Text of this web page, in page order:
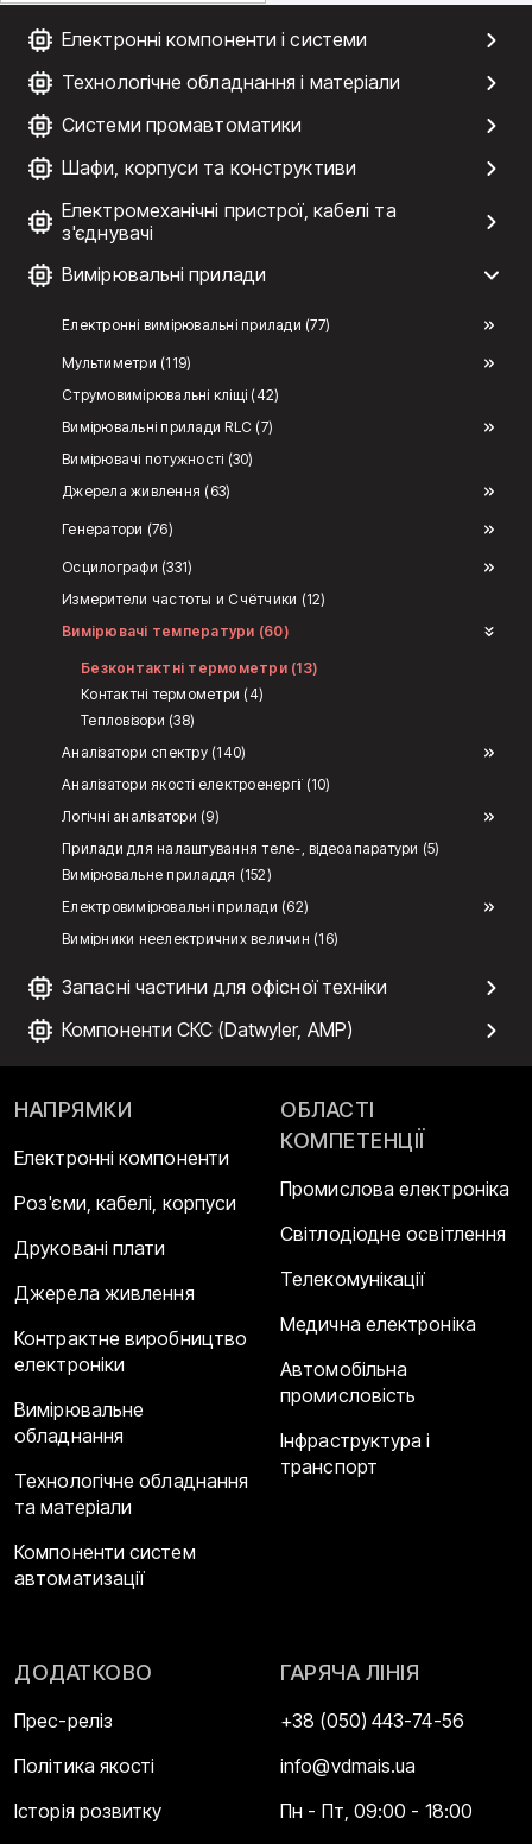
Електронні компоненти і системи
Технологічне обладнання і матеріали
Системи промавтоматики
Шафи, корпуси та конструктиви
Електромеханічні пристрої, кабелі та
з'єднувачі
Вимірювальні прилади
Електронні вимірювальні прилади (77)
Мультиметри (119)
Струмовимірювальні кліщі (42)
Вимірювальні прилади RLC (7)
Вимірювачі потужності (30)
Джерела живлення (63)
Генератори (76)
Осцилографи (331)
Измерители частоты и Счётчики (12)
Вимірювачі температури (60)
Безконтактні термометри (13)
Контактні термометри (4)
Тепловізори (38)
Аналізатори спектру (140)
Аналізатори якості електроенергії (10)
Логічні аналізатори (9)
Прилади для налаштування теле-, відеоапаратури (5)
Вимірювальне приладдя (152)
Електровимірювальні прилади (62)
Вимірники неелектричних величин (16)
Запасні частини для офісної техніки
Компоненти СКС (Datwyler, AMP)
НАПРЯМКИ
Електронні компоненти
Роз'єми, кабелі, корпуси
Друковані плати
Джерела живлення
Контрактне виробництво
електроніки
Вимірювальне
обладнання
Технологічне обладнання
та матеріали
Компоненти систем
автоматизації
ОБЛАСТІ
КОМПЕТЕНЦІЇ
Промислова електроніка
Світлодіодне освітлення
Телекомунікації
Медична електроніка
Автомобільна
промисловість
Інфраструктура і
транспорт
ДОДАТКОВО
Прес-реліз
Політика якості
Історія розвитку
ГАРЯЧА ЛІНІЯ
+38 (050) 443-74-56
info@vdmais.ua
Пн - Пт, 09:00 - 18:00